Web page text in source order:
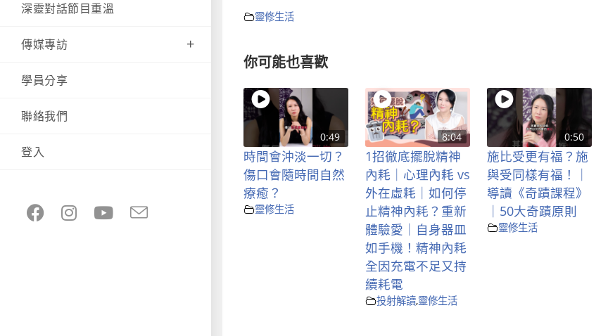
深靈對話節目重溫
傳媒專訪
學員分享
聯絡我們
登入
靈修生活
你可能也喜歡
0:49
時間會沖淡一切？
傷口會隨時間自然
療癒？
靈修生活
8:04
1招徹底擺脫精神
內耗｜心理內耗 vs
外在虛耗｜如何停
止精神內耗？重新
體驗愛｜自身器皿
如手機！精神內耗
全因充電不足又持
續耗電
投射解讀,靈修生活
0:50
施比受更有福？施
與受同樣有福！｜
導讀《奇蹟課程》
｜50大奇蹟原則
靈修生活